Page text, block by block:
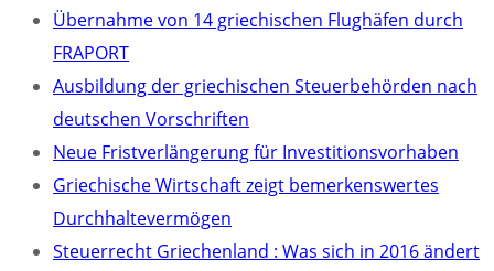
Übernahme von 14 griechischen Flughäfen durch
FRAPORT
Ausbildung der griechischen Steuerbehörden nach
deutschen Vorschriften
Neue Fristverlängerung für Investitionsvorhaben
Griechische Wirtschaft zeigt bemerkenswertes
Durchhaltevermögen
Steuerrecht Griechenland : Was sich in 2016 ändert